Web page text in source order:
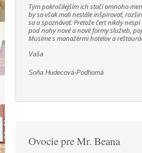
Tým pokročilejším ich stačí omnoho
by sa však mali nestále inšpirovať,
sa a spoznávať. Pretože čert nikdy
pod nohy nové a nové formy služieb,
Musíme s manažérmi hotelov a
Vaša
Soňa Hudecová-Podhorná
Ovocie pre Mr. Beana